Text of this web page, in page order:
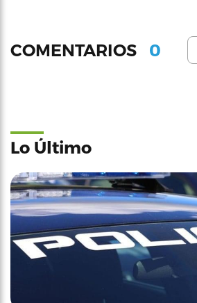
COMENTARIOS 0
Lo Último